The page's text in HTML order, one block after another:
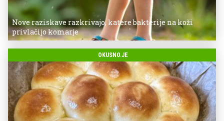
Nove raziskave razkrivajo, katere bakterije na koži
privlačijo komarje
OKUSNO.JE